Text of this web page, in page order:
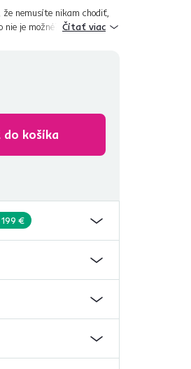
nemusíte nikam chodiť,
je možné? S naším
Čítať viac
do košíka
€